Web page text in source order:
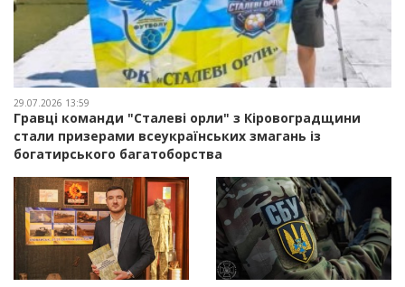
29.07.2026 13:59
Гравці команди "Сталеві орли" з Кіровоградщини
стали призерами всеукраїнських змагань із
богатирського багатоборства